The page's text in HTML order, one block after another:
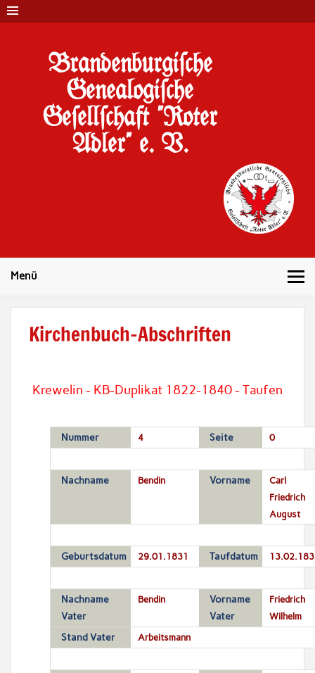
Brandenburgi#che
Genealogi#che
Ge#ell#chaft "Roter
Adler" e. V.
Menü
Kirchenbuch-Abschriften
Krewelin - KB-Duplikat 1822-1840 - Taufen
Nummer 4 Seite 0
Nachname Bendin Vorname
Carl
Friedrich
August
Geburtsdatum 29.01.1831 Taufdatum
Nachname
Vater
Bendin
Vorname
Vater
Friedrich
Wilhelm
Stand Vater Arbeitsmann